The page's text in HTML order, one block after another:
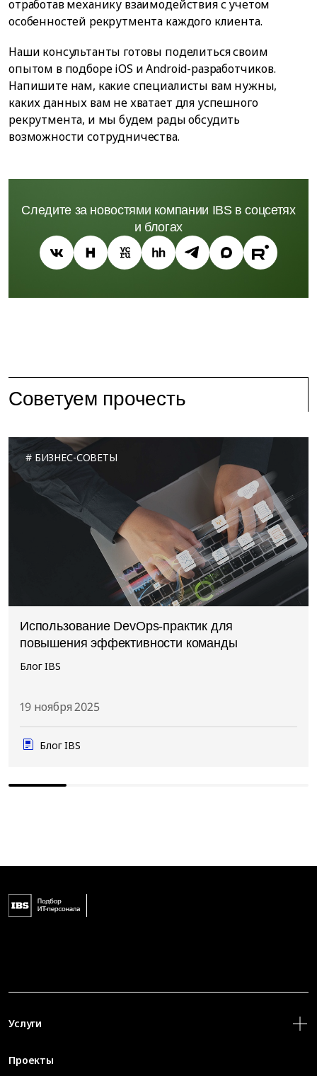
отработав механику взаимодействия с учетом
особенностей рекрутмента каждого клиента.
Наши консультанты готовы поделиться своим
опытом в подборе iOS и Android-разработчиков.
Напишите нам, какие специалисты вам нужны,
каких данных вам не хватает для успешного
рекрутмента, и мы будем рады обсудить
возможности сотрудничества.
Следите за новостями компании IBS в соцсетях
и блогах
Советуем прочесть
БИЗНЕС-СОВЕТЫ
Использование DevOps-практик для
повышения эффективности команды
Блог IBS
19 ноября 2025
Блог IBS
Услуги
Проекты